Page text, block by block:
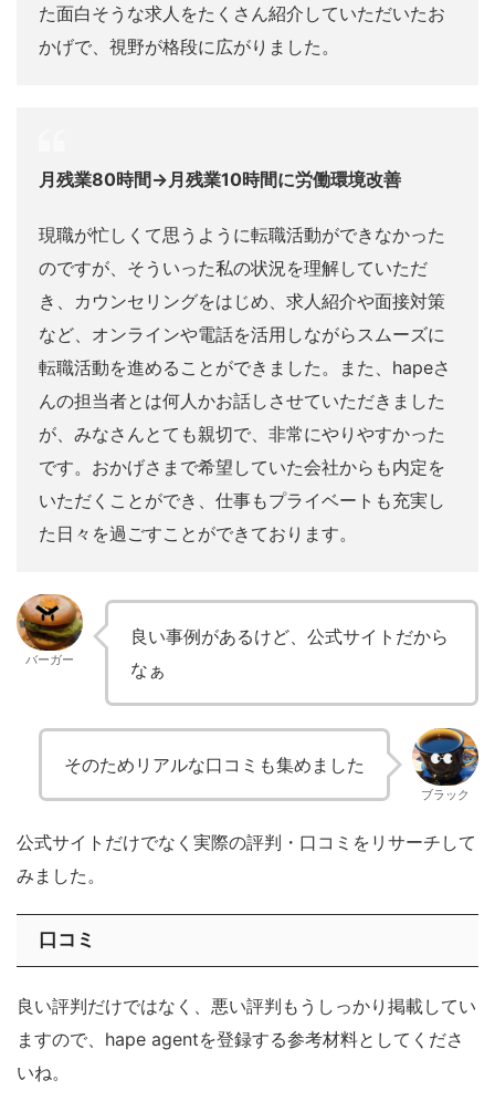
た面白そうな求人をたくさん紹介していただいたお
かげで、視野が格段に広がりました。
月残業80時間→月残業10時間に労働環境改善
現職が忙しくて思うように転職活動ができなかった
のですが、そういった私の状況を理解していただ
き、カウンセリングをはじめ、求人紹介や面接対策
など、オンラインや電話を活用しながらスムーズに
転職活動を進めることができました。また、hapeさ
んの担当者とは何人かお話しさせていただきました
が、みなさんとても親切で、非常にやりやすかった
です。おかげさまで希望していた会社からも内定を
いただくことができ、仕事もプライベートも充実し
た日々を過ごすことができております。
バーガー
良い事例があるけど、公式サイトだから
なぁ
そのためリアルな口コミも集めました
ブラック
公式サイトだけでなく実際の評判・口コミをリサーチして
みました。
口コミ
良い評判だけではなく、悪い評判もうしっかり掲載してい
ますので、hape agentを登録する参考材料としてくださ
いね。